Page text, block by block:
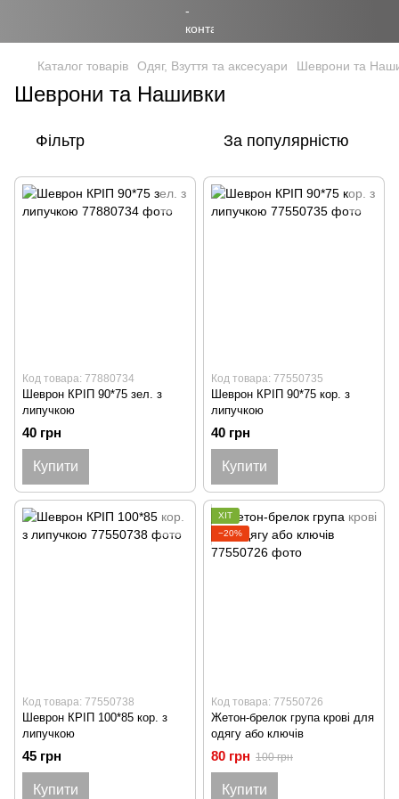
Каталог товарів Одяг, Взуття та аксесуари Шеврони та
Шеврони та Нашивки
Фільтр За популярністю
Код товара: 77880734
Шеврон КРІП 90*75 зел. з
липучкою
40 грн
Купити
Код товара: 77550735
Шеврон КРІП 90*75 кор. з
липучкою
40 грн
Купити
Код товара: 77550738
Шеврон КРІП 100*85 кор. з
липучкою
45 грн
Купити
ХІТ
−20%
Код товара: 77550726
Жетон-брелок група крові для
одягу або ключів
80 грн 100 грн
Купити